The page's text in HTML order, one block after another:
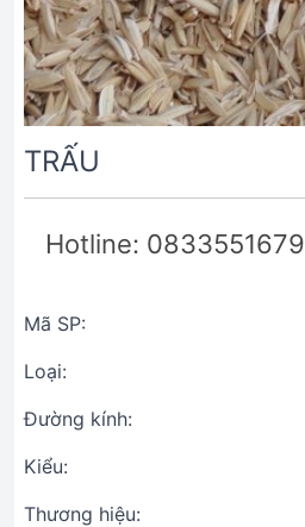
TRẤU
Hotline: 0833551679
Mã SP:
Loại:
Đường kính:
Kiểu:
Thương hiệu: